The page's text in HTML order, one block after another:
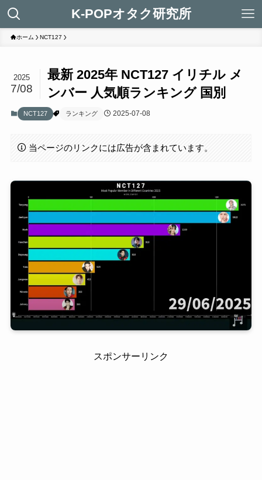
K-POPオタク研究所
ホーム NCT127
最新 2025年 NCT127 イリチル メ
ンバー 人気順ランキング 国別
2025
7/08
NCT127 ランキング 2025-07-08
当ページのリンクには広告が含まれています。
スポンサーリンク